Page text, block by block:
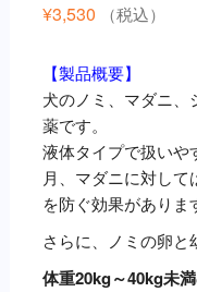
¥3,530 （税込）
【製品概要】
犬のノミ、マダニ、
薬です。
液体タイプで扱いや
月、マダニに対し
を防ぐ効果がありま
さらに、ノミの卵と
体重20kg～40kg未満